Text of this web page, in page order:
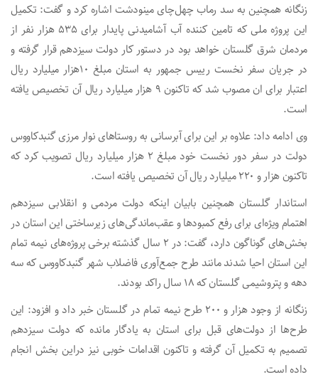
زنگانه همچنین به سد رماب چهل‌چای مینودشت اشاره کرد و گفت: تکمیل
این پروژه ملی که تامین کننده آب آشامیدنی پایدار برای ۵۳۵ هزار نفر از
مردمان شرق گلستان خواهد بود در دستور کار دولت سیزدهم قرار گرفته و
در جریان سفر نخست رییس جمهور به استان مبلغ ۱۰هزار میلیارد ریال
اعتبار برای ان مصوب شد که تاکنون ۹ هزار میلیارد ریال آن تخصیص یافته
است.
وی ادامه داد: علاوه بر این برای آبرسانی به روستاهای نوار مرزی گنبدکاووس
دولت در سفر دور نخست خود مبلغ ۲ هزار میلیارد ریال تصویب کرد که
تاکنون هزار و ۲۲۰ میلیارد ریال آن تخصیص یافته است.
استاندار گلستان همچنین بابیان اینکه دولت مردمی و انقلابی سیزدهم
اهتمام ویژه‌ای برای رفع کمبودها و عقب‌ماندگی‌های زیرساختی این استان در
بخش‌های گوناگون دارد، گفت: در ۲ سال گذشته برخی پروژه‌های نیمه تمام
این استان احیا شدند مانند طرح جمع‌آوری فاضلاب شهر گنبدکاووس که سه
دهه و پتروشیمی گلستان که ۱۸ سال راکد بودند.
زنگانه از وجود هزار و ۲۰۰ طرح نیمه تمام در گلستان خبر داد و افزود: این
طرح‌ها از دولت‌های قبل برای استان به یادگار مانده که دولت سیزدهم
تصمیم به تکمیل آن گرفته و تاکنون اقدامات خوبی نیز دراین بخش انجام
داده است.